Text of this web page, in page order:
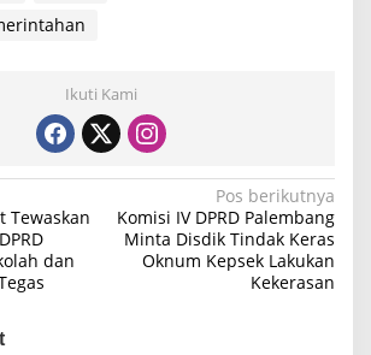
Ikuti Kami
Tewaskan
dan
Pos berikutnya
Komisi IV DPRD Palembang
Minta Disdik Tindak Keras
Oknum Kepsek Lakukan
Kekerasan